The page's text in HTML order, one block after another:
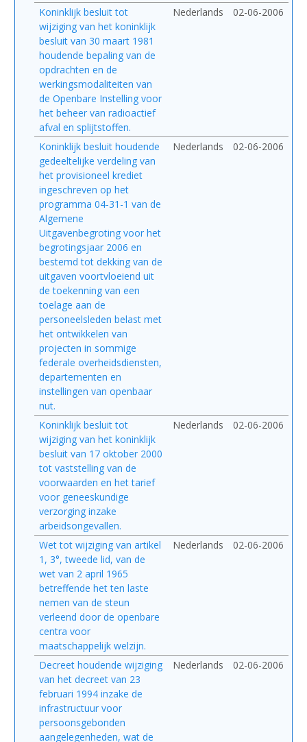
Koninklijk besluit tot
wijziging van het koninklijk
besluit van 30 maart 1981
houdende bepaling van de
opdrachten en de
werkingsmodaliteiten van
de Openbare Instelling voor
het beheer van radioactief
afval en splijtstoffen.
Nederlands 02-06-2006
Koninklijk besluit houdende
gedeeltelijke verdeling van
het provisioneel krediet
ingeschreven op het
programma 04-31-1 van de
Algemene
Uitgavenbegroting voor het
begrotingsjaar 2006 en
bestemd tot dekking van de
uitgaven voortvloeiend uit
de toekenning van een
toelage aan de
personeelsleden belast met
het ontwikkelen van
projecten in sommige
federale overheidsdiensten,
departementen en
instellingen van openbaar
nut.
Nederlands 02-06-2006
Koninklijk besluit tot
wijziging van het koninklijk
besluit van 17 oktober 2000
tot vaststelling van de
voorwaarden en het tarief
voor geneeskundige
verzorging inzake
arbeidsongevallen.
Nederlands 02-06-2006
Wet tot wijziging van artikel
1, 3°, tweede lid, van de
wet van 2 april 1965
betreffende het ten laste
nemen van de steun
verleend door de openbare
centra voor
maatschappelijk welzijn.
Nederlands 02-06-2006
Decreet houdende wijziging
van het decreet van 23
februari 1994 inzake de
infrastructuur voor
persoonsgebonden
aangelegenheden, wat de
Nederlands 02-06-2006